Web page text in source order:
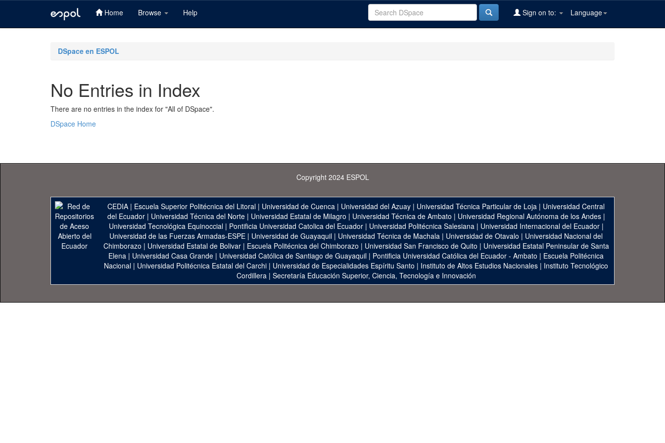
Home Browse Help Language
Sign on to:
DSpace en ESPOL
No Entries in Index
There are no entries in the index for "All of DSpace".
DSpace Home
Copyright 2024 ESPOL
CEDIA | Escuela Superior Politécnica del Litoral | Universidad de Cuenca | Universidad del Azuay | Universidad Técnica Particular de Loja | Universidad Central
del Ecuador| Universidad Técnica del Norte| Universidad Estatal de Milagro | Universidad Técnica de Ambato | Universidad Regional Autónoma de los Andes|
Universidad Tecnológica Equinoccial| Pontificia Universidad Catolica del Ecuador| Universidad Politécnica Salesiana| Universidad Internacional del Ecuador|
Universidad de las Fuerzas Armadas-ESPE | Universidad de Guayaquil | Universidad Técnica de Machala | Universidad de Otavalo | Universidad Nacional del
Chimborazo | Universidad Estatal de Bolivar| Escuela Politécnica del Chimborazo | Universidad San Francisco de Quito | Universidad Estatal Peninsular de Santa
Elena | Universidad Casa Grande | Universidad Católica de Santiago de Guayaquil | Pontificia Universidad Católica del Ecuador - Ambato | Escuela Politécnica
Nacional | Universidad Politécnica Estatal del Carchi | Universidad de Especialidades Espíritu Santo | Instituto de Altos Estudios Nacionales | Instituto Tecnológico
Cordillera| Secretaría Educación Superior, Ciencia, Tecnología e Innovación